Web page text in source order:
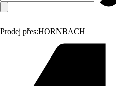
Prodej přes:HORNBACH